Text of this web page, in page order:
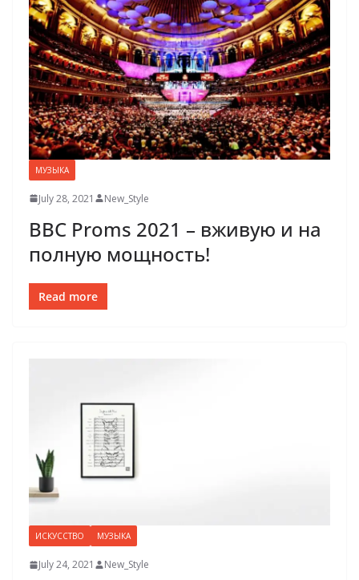
МУЗЫКА
July 28, 2021 New_Style
BBC Proms 2021 – вживую и на
полную мощность!
Read more
ИСКУССТВО МУЗЫКА
July 24, 2021 New_Style